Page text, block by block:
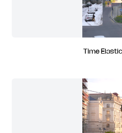
Time